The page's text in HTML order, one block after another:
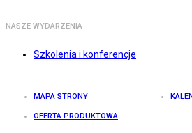
NASZE WYDARZENIA
Szkolenia i konferencje
MAPA STRONY
OFERTA PRODUKTOWA